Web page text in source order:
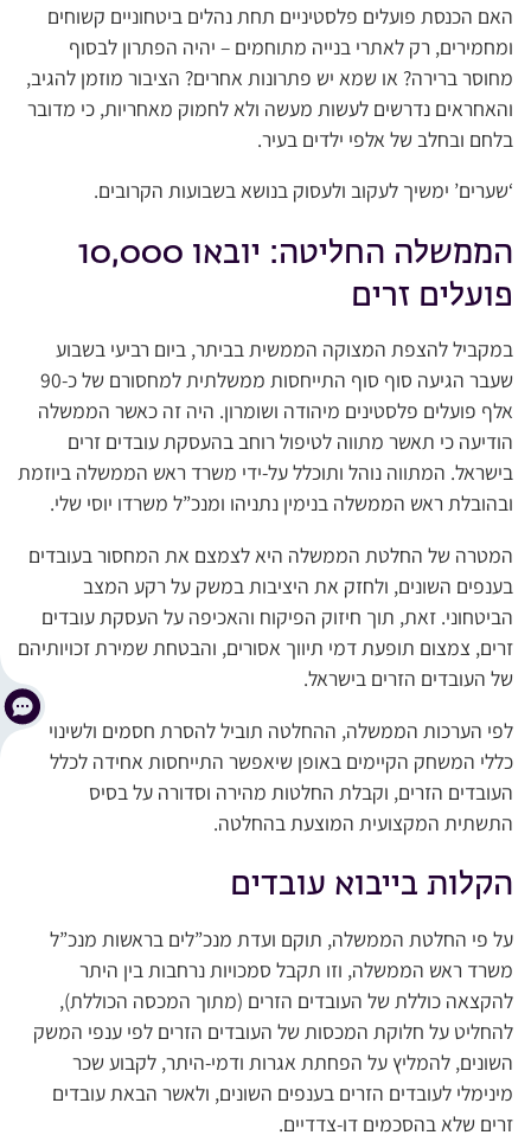
האם הכנסת פועלים פלסטיניים תחת נהלים ביטחוניים קשוחים
ומחמירים, רק לאתרי בנייה מתוחמים – יהיה הפתרון לבסוף
מחוסר ברירה? או שמא יש פתרונות אחרים? הציבור מוזמן להגיב,
והאחראים נדרשים לעשות מעשה ולא לחמוק מאחריות, כי מדובר
בלחם ובחלב של אלפי ילדים בעיר.
‘שערים’ ימשיך לעקוב ולעסוק בנושא בשבועות הקרובים.
הממשלה החליטה: יובאו 10,000
פועלים זרים
במקביל להצפת המצוקה הממשית בביתר, ביום רביעי בשבוע
שעבר הגיעה סוף סוף התייחסות ממשלתית למחסורם של כ-90
אלף פועלים פלסטינים מיהודה ושומרון. היה זה כאשר הממשלה
הודיעה כי תאשר מתווה לטיפול רוחב בהעסקת עובדים זרים
בישראל. המתווה נוהל ותוכלל על-ידי משרד ראש הממשלה ביוזמת
ובהובלת ראש הממשלה בנימין נתניהו ומנכ”ל משרדו יוסי שלי.
המטרה של החלטת הממשלה היא לצמצם את המחסור בעובדים
בענפים השונים, ולחזק את היציבות במשק על רקע המצב
הביטחוני. זאת, תוך חיזוק הפיקוח והאכיפה על העסקת עובדים
זרים, צמצום תופעת דמי תיווך אסורים, והבטחת שמירת זכויותיהם
של העובדים הזרים בישראל.
לפי הערכות הממשלה, ההחלטה תוביל להסרת חסמים ולשינוי
כללי המשחק הקיימים באופן שיאפשר התייחסות אחידה לכלל
העובדים הזרים, וקבלת החלטות מהירה וסדורה על בסיס
התשתית המקצועית המוצעת בהחלטה.
הקלות בייבוא עובדים
על פי החלטת הממשלה, תוקם ועדת מנכ”לים בראשות מנכ”ל
משרד ראש הממשלה, וזו תקבל סמכויות נרחבות בין היתר
להקצאה כוללת של העובדים הזרים (מתוך המכסה הכוללת),
להחליט על חלוקת המכסות של העובדים הזרים לפי ענפי המשק
השונים, להמליץ על הפחתת אגרות ודמי-היתר, לקבוע שכר
מינימלי לעובדים הזרים בענפים השונים, ולאשר הבאת עובדים
זרים שלא בהסכמים דו-צדדיים.